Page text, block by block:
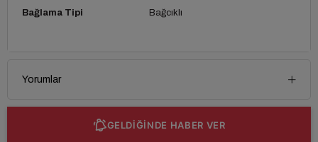
Bağlama Tipi Bağcıklı
Yorumlar
GELDİĞİNDE HABER VER